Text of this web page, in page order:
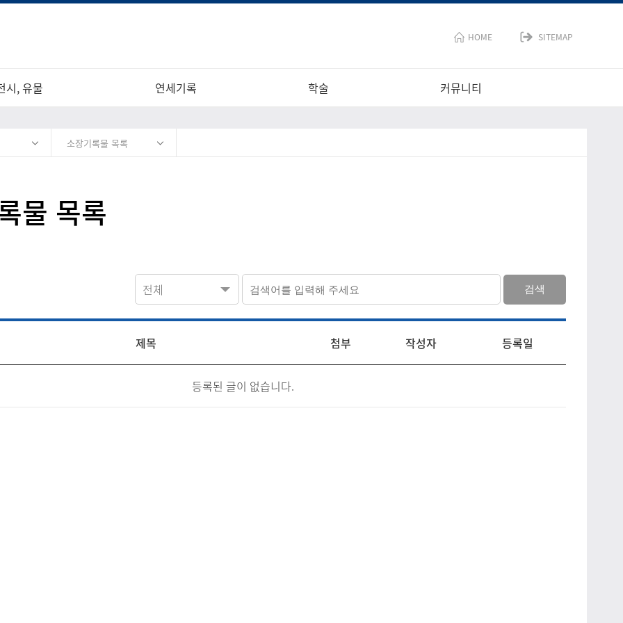
HOME SITEMAP
시, 유물 연세기록 학술 커뮤니티
소장기록물 목록
물 목록
전체
검색
제목 첨부 작성자 등록일
등록된 글이 없습니다.